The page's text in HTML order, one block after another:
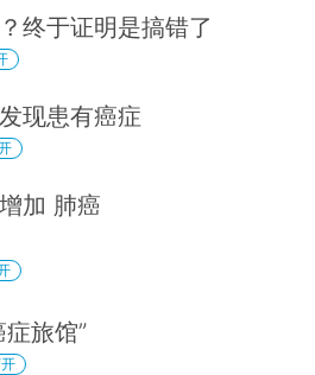
终于证明是搞错了
现患有癌症
加 肺癌
旅馆”